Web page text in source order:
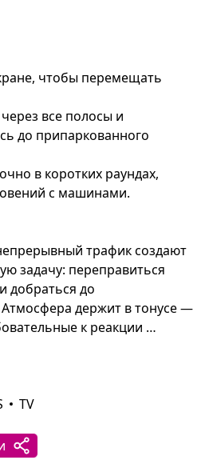
чтобы перемещать
все полосы и
до припаркованного
в коротких раундах,
с машинами.
трафик создают
задачу: переправиться
добраться до
держит в тонусе —
к реакции
даже в нескольких
стрелки на экране
и точные движения
неверный шаг, и
TV